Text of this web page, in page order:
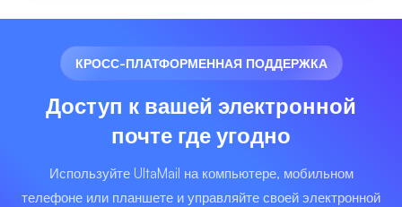
КРОСС-ПЛАТФОРМЕННАЯ ПОДДЕРЖКА
Доступ к вашей электронной
почте где угодно
Используйте UltaMail на компьютере, мобильном
телефоне или планшете и управляйте своей электронной